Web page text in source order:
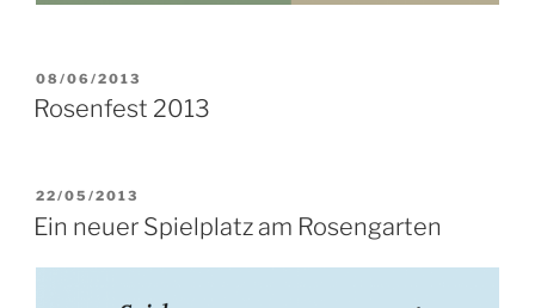
VERÖFFENTLICHT
AM
08/06/2013
Rosenfest 2013
VERÖFFENTLICHT
AM
22/05/2013
Ein neuer Spielplatz am Rosengarten